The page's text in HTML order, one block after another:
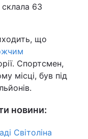
63
що
Спортсмен,
місці, був під
новини:
Світоліна